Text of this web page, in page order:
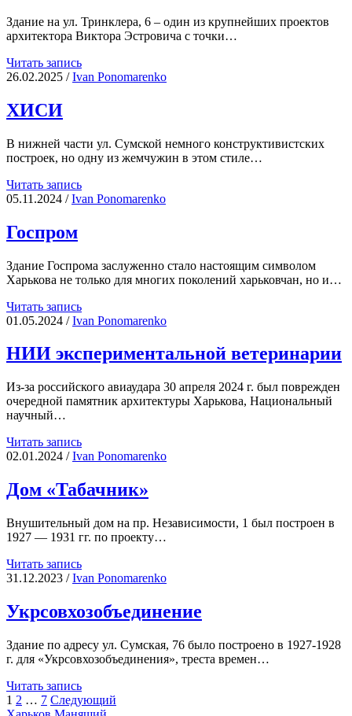
Здание на ул. Тринклера, 6 – один из крупнейших проектов
архитектора Виктора Эстровича с точки…
Читать записьИнститут
гигиены
26.02.2025 /Іvan Ponomarenko
ХИСИ
В нижней части ул. Сумской немного конструктивистских
построек, но одну из жемчужин в этом стиле…
Читать записьХИСИ
05.11.2024 /Іvan Ponomarenko
Госпром
Здание Госпрома заслуженно стало настоящим символом
Харькова не только для многих поколений харьковчан, но и…
Читать записьГоспром
01.05.2024 /Іvan Ponomarenko
НИИ экспериментальной ветеринарии
Из-за российского авиаудара 30 апреля 2024 г. был поврежден
очередной памятник архитектуры Харькова, Национальный
научный…
Читать записьНИИ
экспериментальной
02.01.2024 /Іvan Ponomarenko
Дом «Табачник»
Внушительный дом на пр. Независимости, 1 был построен в
1927 — 1931 гг. по проекту…
Читать записьДом
«Табачник»
31.12.2023 /Іvan Ponomarenko
Укрсовхозобъединение
Здание по адресу ул. Сумская, 76 было построено в 1927-1928
г. для «Укрсовхозобъединения», треста времен…
Читать записьУкрсовхозобъединение
Пагинация
1 2 … 7 Следующий